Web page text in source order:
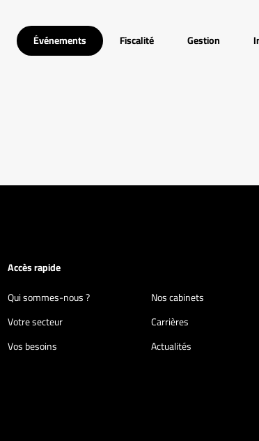
Événements Fiscalité Gestion
Accès rapide
Qui sommes-nous ?
Nos cabinets
Votre secteur
Carrières
Vos besoins
Actualités